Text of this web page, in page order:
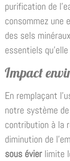
purification de
consommez une
des sels minéraux
essentiels
Impact
En remplaçant
notre système
contribution à la
diminution de
sous évier limite